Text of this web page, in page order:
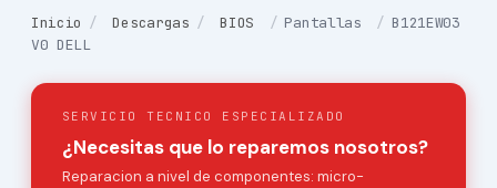
Inicio / Descargas / BIOS / Pantallas / B121EW03
V0 DELL
SERVICIO TECNICO ESPECIALIZADO
¿Necesitas que lo reparemos nosotros?
Reparacion a nivel de componentes: micro-